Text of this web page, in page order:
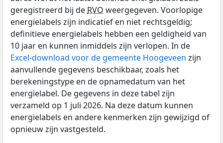
geregistreerd bij de RVO weergegeven. Voorlopige
energielabels zijn indicatief en niet rechtsgeldig;
definitieve energielabels hebben een geldigheid van
10 jaar en kunnen inmiddels zijn verlopen. In de
Excel-download voor de gemeente Hoogeveen zijn
aanvullende gegevens beschikbaar, zoals het
berekeningstype en de opnamedatum van het
energielabel. De gegevens in deze tabel zijn
verzameld op 1 juli 2026. Na deze datum kunnen
energielabels en andere kenmerken zijn gewijzigd of
opnieuw zijn vastgesteld.